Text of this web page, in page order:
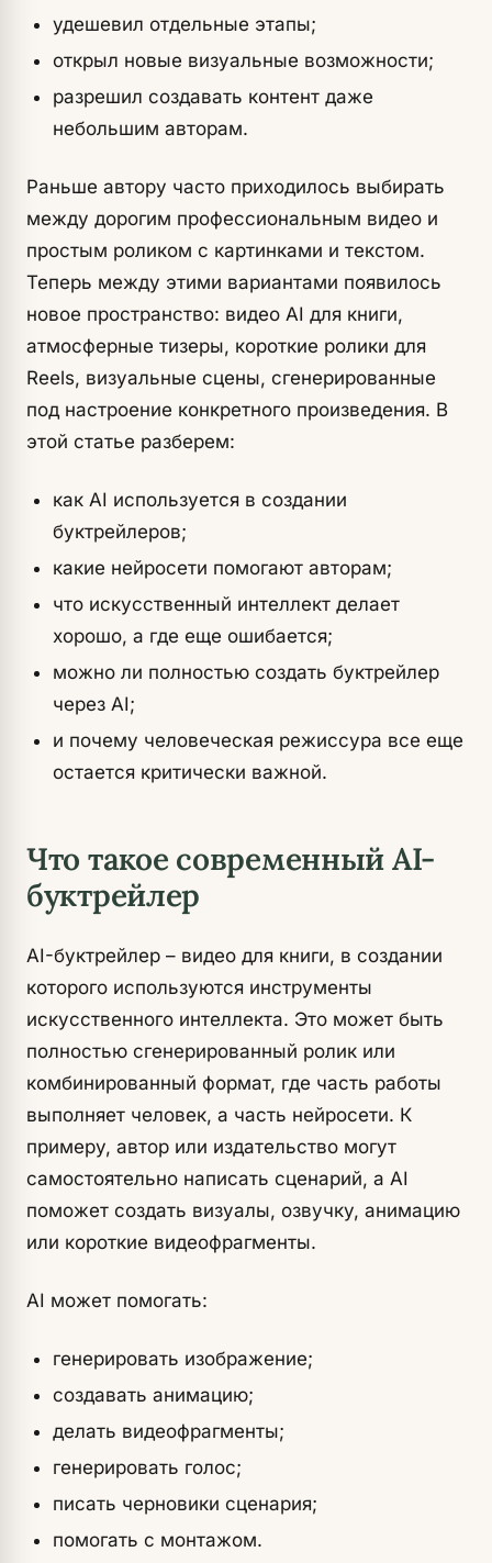
удешевил отдельные этапы;
открыл новые визуальные возможности;
разрешил создавать контент даже
небольшим авторам.
Раньше автору часто приходилось выбирать
между дорогим профессиональным видео и
простым роликом с картинками и текстом.
Теперь между этими вариантами появилось
новое пространство: видео AI для книги,
атмосферные тизеры, короткие ролики для
Reels, визуальные сцены, сгенерированные
под настроение конкретного произведения. В
этой статье разберем:
как AI используется в создании
буктрейлеров;
какие нейросети помогают авторам;
что искусственный интеллект делает
хорошо, а где еще ошибается;
можно ли полностью создать буктрейлер
через AI;
и почему человеческая режиссура все еще
остается критически важной.
Что такое современный AI-
буктрейлер
AI-буктрейлер – видео для книги, в создании
которого используются инструменты
искусственного интеллекта. Это может быть
полностью сгенерированный ролик или
комбинированный формат, где часть работы
выполняет человек, а часть нейросети. К
примеру, автор или издательство могут
самостоятельно написать сценарий, а AI
поможет создать визуалы, озвучку, анимацию
или короткие видеофрагменты.
AI может помогать:
генерировать изображение;
создавать анимацию;
делать видеофрагменты;
генерировать голос;
писать черновики сценария;
помогать с монтажом.